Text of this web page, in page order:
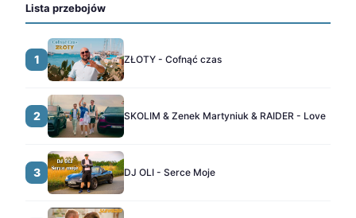
Lista przebojów
1 ZŁOTY - Cofnąć czas
2 SKOLIM & Zenek Martyniuk & RAIDER - Love
3 DJ OLI - Serce Moje